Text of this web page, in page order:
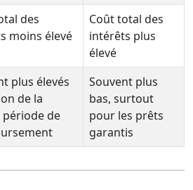
des
moins élevé
Coût total des
intérêts plus
élevé
plus élevés
de la
de
Souvent plus
bas, surtout
pour les prêts
garantis